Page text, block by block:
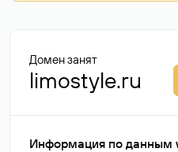
Домен занят
limostyle.ru
Информация по данным